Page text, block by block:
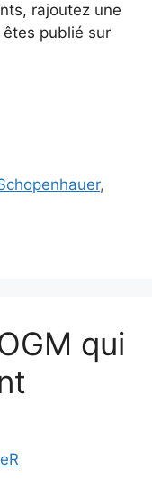
rajoutez une
publié sur
,
qui